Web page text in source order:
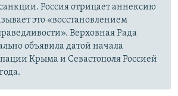
Россия отрицает аннексию
это «восстановлением
Верховная Рада
объявила датой начала
Крыма и Севастополя Россией